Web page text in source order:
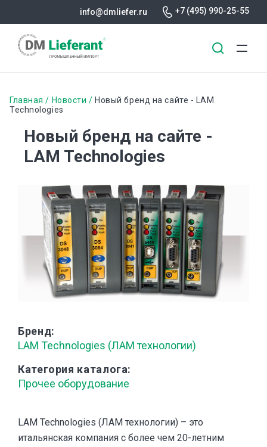
основному
info@dmliefer.ru +7 (495) 990-25-55
Строка
навигации
Главная Новости
Новый бренд на сайте - LAM
Technologies
Новый бренд на сайте -
LAM Technologies
Бренд
LAM Technologies (ЛАМ технологии)
Категория каталога
Прочее оборудование
LAM Technologies (ЛАМ технологии) – это
итальянская компания с более чем 20-летним